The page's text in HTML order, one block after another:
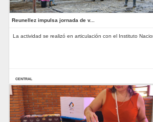
Reunellez impulsa jornada de v...
La actividad se realizó en articulación con el Instituto
CENTRAL